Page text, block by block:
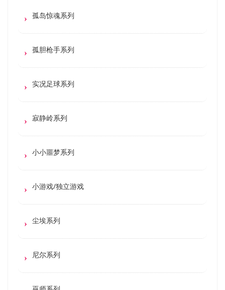
孤岛惊魂系列
孤胆枪手系列
实况足球系列
寂静岭系列
小小噩梦系列
小游戏/独立游戏
尘埃系列
尼尔系列